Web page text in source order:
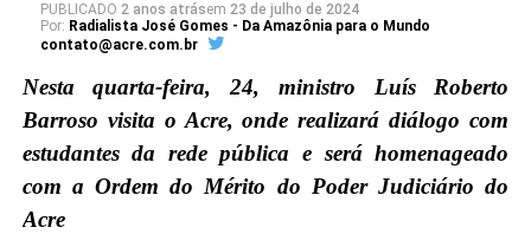
PUBLICADO 2 anos atrásem 23 de julho de 2024
Por: Radialista José Gomes - Da Amazônia para o Mundo
contato@acre.com.br
Nesta quarta-feira, 24, ministro Luís Roberto
Barroso visita o Acre, onde realizará diálogo com
estudantes da rede pública e será homenageado
com a Ordem do Mérito do Poder Judiciário do
Acre